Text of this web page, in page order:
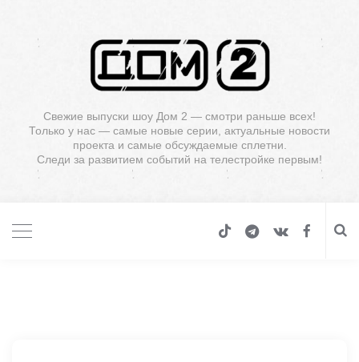
Свежие выпуски шоу Дом 2 — смотри раньше всех!
Только у нас — самые новые серии, актуальные новости
проекта и самые обсуждаемые сплетни.
Следи за развитием событий на телестройке первым!